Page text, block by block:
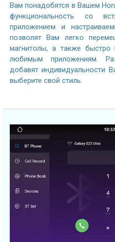
Вам понадобятся в Вашем
функциональность со
приложением и
позволят Вам легко
магнитолы, а также быстро
любимым приложениям.
добавят индивидуальности
выберите свой стиль.